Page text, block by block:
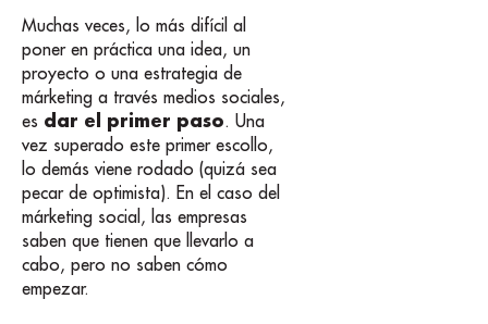
Muchas veces, lo más difícil al
poner en práctica una idea, un
proyecto o una estrategia de
márketing a través medios sociales,
es dar el primer paso. Una
vez superado este primer escollo,
lo demás viene rodado (quizá sea
pecar de optimista). En el caso del
márketing social, las empresas
saben que tienen que llevarlo a
cabo, pero no saben cómo
empezar.